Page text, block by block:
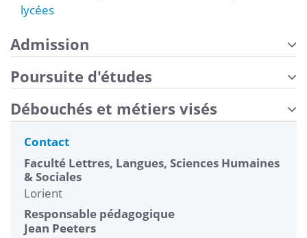
lycées
Admission
Poursuite d'études
Débouchés et métiers visés
Contact
Faculté Lettres, Langues, Sciences Humaines
& Sociales
Lorient
Responsable pédagogique
Jean Peeters